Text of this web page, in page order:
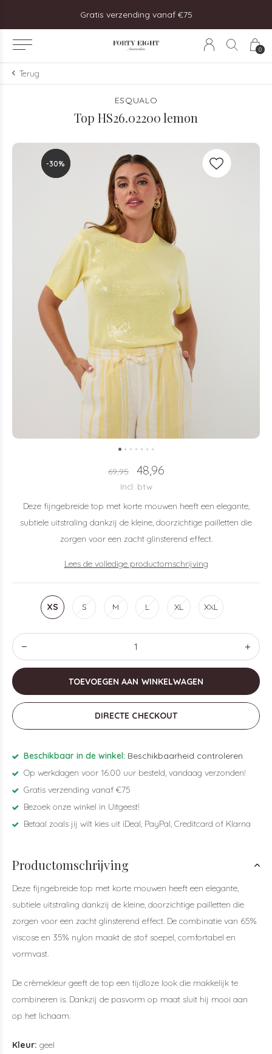
0
Gratis verzending vanaf €75
Terug
ESQUALO
Top HS26.02200 lemon
-30%
-30%
69,95 48,96
Incl. btw
Deze fijngebreide top met korte mouwen heeft een elegante,
subtiele uitstraling dankzij de kleine, doorzichtige pailletten die
zorgen voor een zacht glinsterend effect.
Lees de volledige productomschrijving
XS S M L XL XXL
TOEVOEGEN AAN WINKELWAGEN
DIRECTE CHECKOUT
Beschikbaar in de winkel: Beschikbaarheid controleren
Op werkdagen voor 16.00 uur besteld, vandaag verzonden!
Gratis verzending vanaf €75
Bezoek onze winkel in Uitgeest!
Betaal zoals jij wilt kies uit iDeal, PayPal, Creditcard of Klarna
Productomschrijving
Deze fijngebreide top met korte mouwen heeft een elegante,
subtiele uitstraling dankzij de kleine, doorzichtige pailletten die
zorgen voor een zacht glinsterend effect. De combinatie van 65%
viscose en 35% nylon maakt de stof soepel, comfortabel en
vormvast.
De crèmekleur geeft de top een tijdloze look die makkelijk te
combineren is. Dankzij de pasvorm op maat sluit hij mooi aan
op het lichaam.
Kleur: geel